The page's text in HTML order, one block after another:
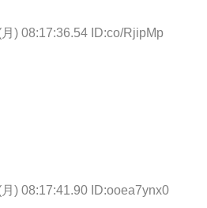
) 08:17:36.54 ID:co/RjipMp
) 08:17:41.90 ID:ooea7ynx0